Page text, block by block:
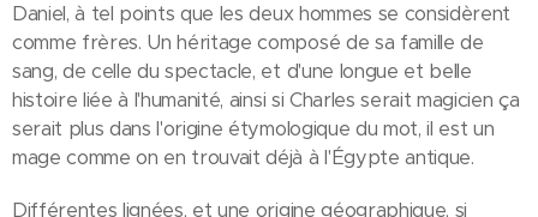
Daniel, à tel points que les deux hommes se considèrent
comme frères. Un héritage composé de sa famille de
sang, de celle du spectacle, et d'une longue et belle
histoire liée à l'humanité, ainsi si Charles serait magicien ça
serait plus dans l'origine étymologique du mot, il est un
mage comme on en trouvait déjà à l'Égypte antique.
Différentes lignées, et une origine géographique, si